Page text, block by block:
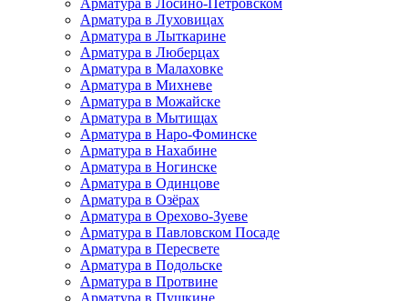
Арматура в Лосино-Петровском
Арматура в Луховицах
Арматура в Лыткарине
Арматура в Люберцах
Арматура в Малаховке
Арматура в Михневе
Арматура в Можайске
Арматура в Мытищах
Арматура в Наро-Фоминске
Арматура в Нахабине
Арматура в Ногинске
Арматура в Одинцове
Арматура в Озёрах
Арматура в Орехово-Зуеве
Арматура в Павловском Посаде
Арматура в Пересвете
Арматура в Подольске
Арматура в Протвине
Арматура в Пушкине